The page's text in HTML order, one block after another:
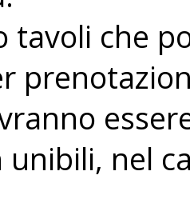
tavoli che
nel